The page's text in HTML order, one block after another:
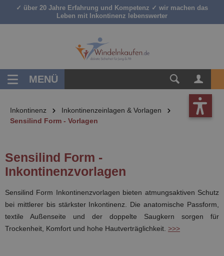
springen
✓ über 20 Jahre Erfahrung und Kompetenz ✓ wir machen das
Leben mit Inkontinenz lebenswerter
MENÜ
Inkontinenz
Inkontinenzeinlagen & Vorlagen
Sensilind Form - Vorlagen
Sensilind Form -
Inkontinenzvorlagen
Sensilind Form Inkontinenzvorlagen bieten atmungsaktiven Schutz
bei mittlerer bis stärkster Inkontinenz. Die anatomische Passform,
textile Außenseite und der doppelte Saugkern sorgen für
Trockenheit, Komfort und hohe Hautverträglichkeit. >>>